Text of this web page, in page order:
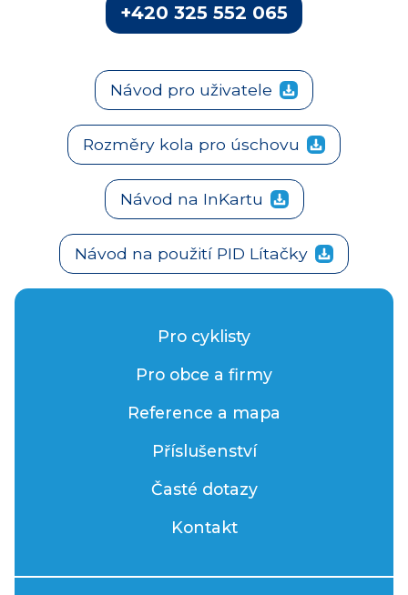
+420 325 552 065
Návod pro uživatele
Rozměry kola pro úschovu
Návod na InKartu
Návod na použití PID Lítačky
Pro cyklisty
Pro obce a firmy
Reference a mapa
Příslušenství
Časté dotazy
Kontakt